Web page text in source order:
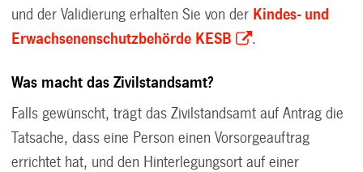
und der Validierung erhalten Sie von der Kindes- und
Erwachsenenschutzbehörde KESB .
Was macht das Zivilstandsamt?
Falls gewünscht, trägt das Zivilstandsamt auf Antrag die
Tatsache, dass eine Person einen Vorsorgeauftrag
errichtet hat, und den Hinterlegungsort auf einer